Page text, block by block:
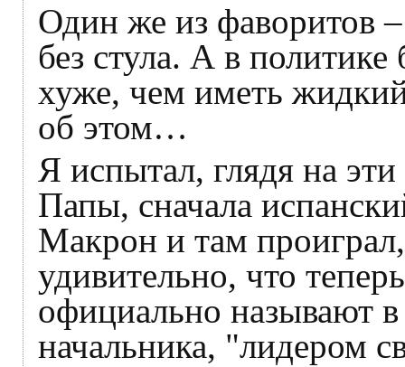
Один же из фаворитов
без стула. А в политике
хуже, чем иметь
об этом…
Я испытал, глядя на
Папы, сначала
Макрон и там
удивительно, что
официально называют
начальника, "лидером